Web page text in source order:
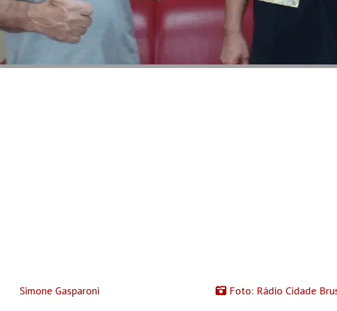
Simone Gasparoni Foto: Rádio Cidade